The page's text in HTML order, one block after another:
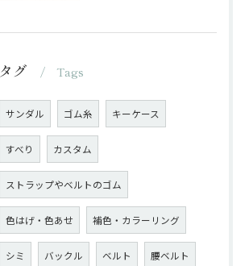
タグ Tags
サンダル ゴム糸 キーケース
すべり カスタム
ストラップやベルトのゴム
色はげ・色あせ 補色・カラーリング
シミ バックル ベルト 腰ベルト